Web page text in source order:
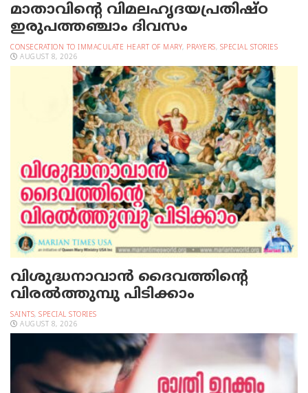
മാതാവിന്റെ വിമലഹൃദയപ്രതിഷ്ഠ
ഇരുപത്തഞ്ചാം ദിവസം
CONSECRATION TO IMMACULATE HEART OF MARY, PRAYERS, SPECIAL STORIES
AUGUST 8, 2026
വിശുദ്ധനാവാന്‍ ദൈവത്തിന്റെ
വിരല്‍ത്തുമ്പു പിടിക്കാം
SAINTS, SPECIAL STORIES
AUGUST 8, 2026